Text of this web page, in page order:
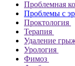
Проблемная
Проблемы с
Проктология
Терапия
Удаление
Урология
Фимоз